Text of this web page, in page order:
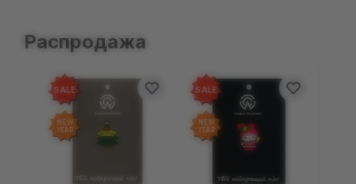
Распродажа
SALE
NEW
YEAR
SALE
NEW
YEAR